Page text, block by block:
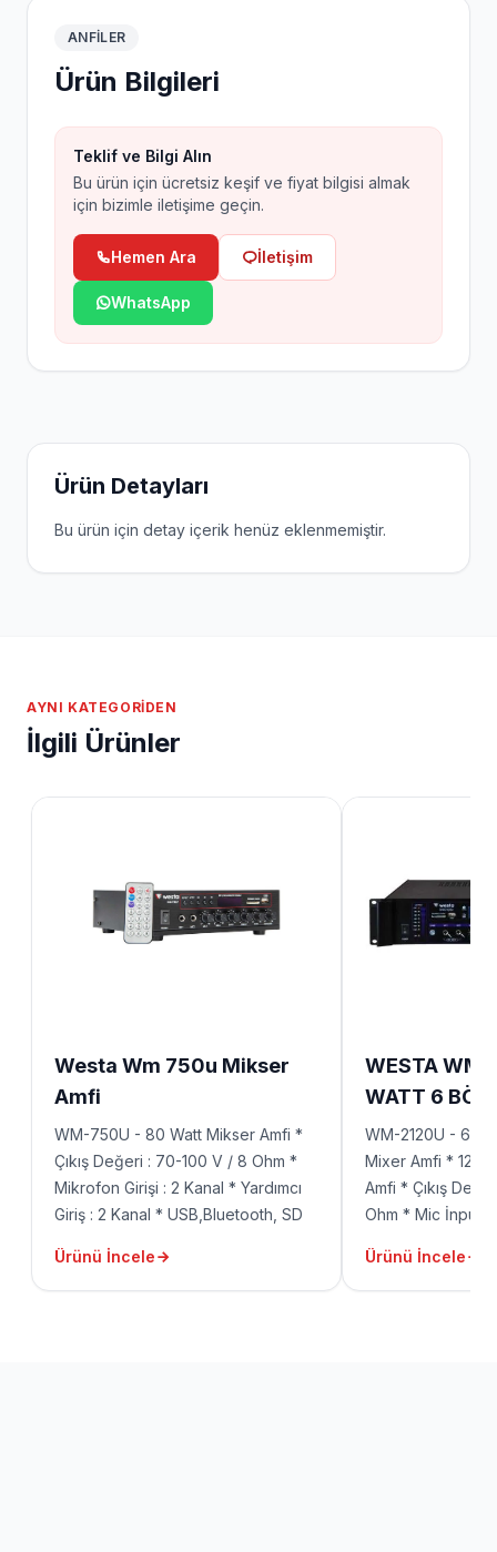
ANFILER
Ürün Bilgileri
Teklif ve Bilgi Alın
Bu ürün için ücretsiz keşif ve fiyat bilgisi almak
için bizimle iletişime geçin.
Hemen Ara İletişim
WhatsApp
Ürün Detayları
Bu ürün için detay içerik henüz eklenmemiştir.
AYNI KATEGORIDEN
İlgili Ürünler
Westa Wm 750u Mikser
Amfi
WM-750U - 80 Watt Mikser Amfi *
Çıkış Değeri : 70-100 V / 8 Ohm *
Mikrofon Girişi : 2 Kanal * Yardımcı
Giriş : 2 Kanal * USB,Bluetooth, SD
Koruma, Bas, Tiz Kontrol * Güç :
100-240V - 50/60Hz * Mikrofon
Ürünü İncele
WESTA WM-
WATT 6
MİKSER
WM-2120U - 6
Mixer Amfi *
Amfi * Çıkış
Ohm * Mic İnput:
Ürünü İncele